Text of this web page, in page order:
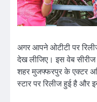
अगर आपने ओटीटी पर
देख लीजिए। इस वेब
शहर मुजफ्फरपुर के एक्टर
स्टार पर रिलीज हुई है और